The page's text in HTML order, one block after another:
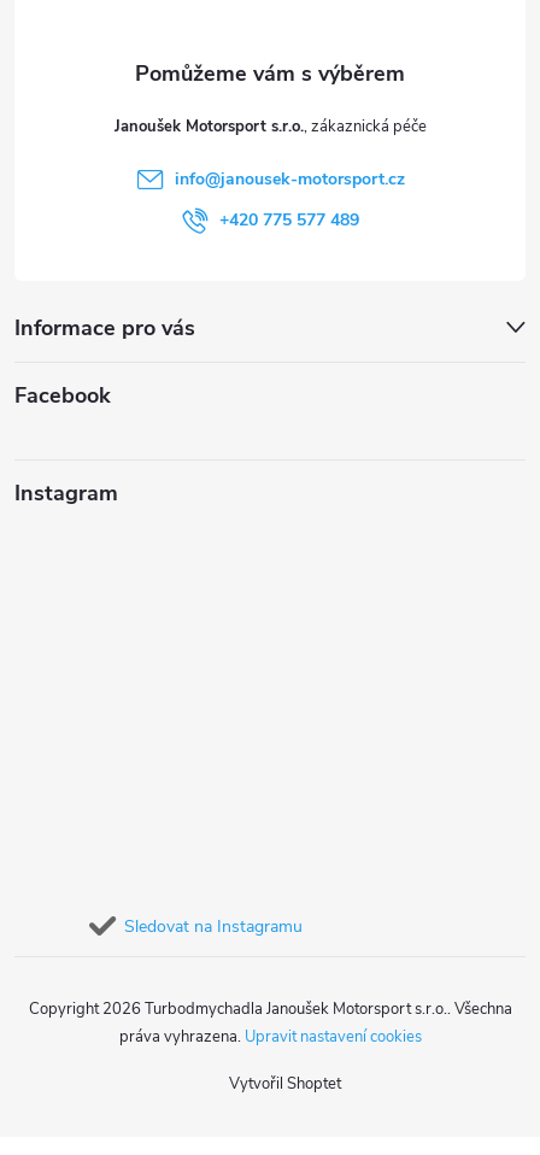
Janoušek Motorsport s.r.o.
info@janousek-motorsport.cz
+420 775 577 489
Informace pro vás
Facebook
Instagram
Sledovat na Instagramu
Vytvořil Shoptet
Copyright 2026 Turbodmychadla Janoušek Motorsport s.r.o.. Všechna
práva vyhrazena. Upravit nastavení cookies